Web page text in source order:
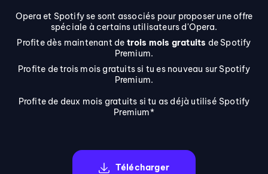
Opera et Spotify se sont associés pour proposer une offre
spéciale à certains utilisateurs d'Opera.
Profite dès maintenant de trois mois gratuits de Spotify
Premium.
Profite de trois mois gratuits si tu es nouveau sur Spotify
Premium.
Profite de deux mois gratuits si tu as déjà utilisé Spotify
Premium*
Télécharger